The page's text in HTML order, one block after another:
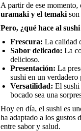
A partir de ese
uramaki y el temaki
Pero, ¿qué hace al
Frescura: La calidad
Sabor delicado: La
delicioso.
Presentación: La
sushi en un verdadero
Versatilidad: El sushi
bocado sea una
Hoy en día, el sushi es
ha adaptado a los gustos
entre sabor y salud.